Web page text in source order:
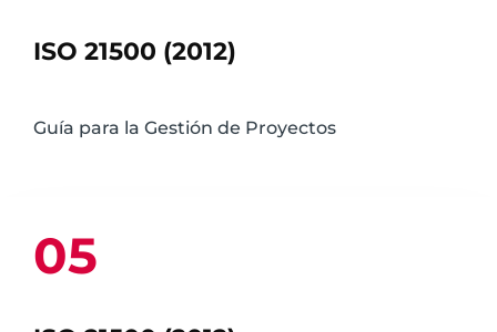
ISO 21500 (2012)
Guía para la Gestión de Proyectos
05